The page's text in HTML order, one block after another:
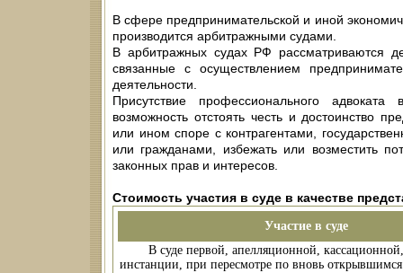
В сфере предпринимательской и иной
производится арбитражными судами.
В арбитражных судах РФ рассматриваются
связанные с осуществлением
деятельности.
Присутствие профессионального
возможность отстоять честь и достоинство
или ином споре с контрагентами,
или гражданами, избежать или возместить
законных прав и интересов.
Стоимость участия в суде в качестве
Участие в суде
В суде первой, апелляционной,
инстанции, при пересмотре по вновь открывшимся